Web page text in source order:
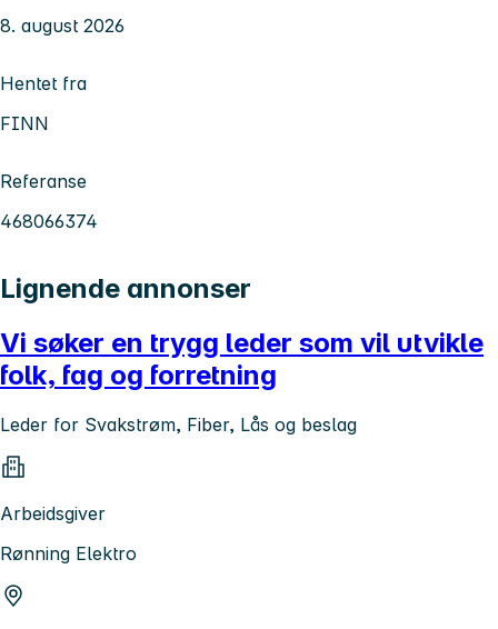
8. august 2026
Hentet fra
FINN
Referanse
468066374
Lignende annonser
Vi søker en trygg leder som vil utvikle
folk, fag og forretning
Leder for Svakstrøm, Fiber, Lås og beslag
Arbeidsgiver
Rønning Elektro